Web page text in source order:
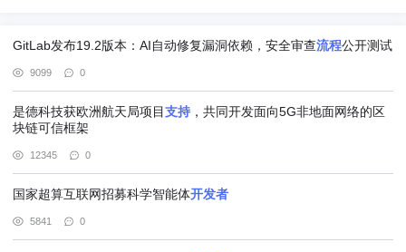
GitLab发布19.2版本：AI自动修复漏洞依赖，安全审查流程公开测试
9099 0
是德科技获欧洲航天局项目支持 ，共同开发面向5G非地面网络的区
块链可信框架
12345 0
国家超算互联网招募科学智能体开发者
5841 0